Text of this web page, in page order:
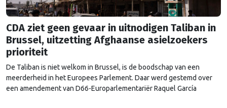
CDA ziet geen gevaar in uitnodigen Taliban in
Brussel, uitzetting Afghaanse asielzoekers
prioriteit
De Taliban is niet welkom in Brussel, is de boodschap van een
meerderheid in het Europees Parlement. Daar werd gestemd over
een amendement van D66-Europarlementariër Raquel García